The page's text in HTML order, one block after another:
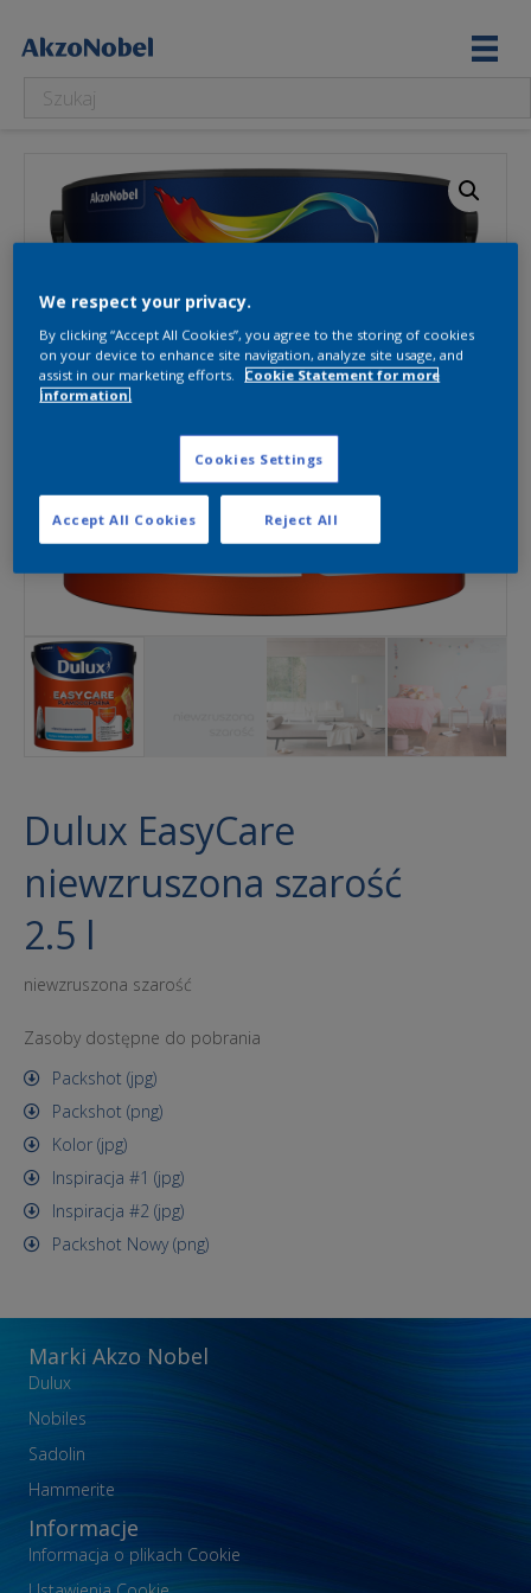
Dulux EasyCare
niewzruszona szarość
2.5 l
niewzruszona szarość
Zasoby dostępne do pobrania
Packshot (jpg)
Packshot (png)
Kolor (jpg)
Inspiracja #1 (jpg)
Inspiracja #2 (jpg)
Packshot Nowy (png)
Marki Akzo Nobel
Dulux
Nobiles
Sadolin
Hammerite
Informacje
Informacja o plikach Cookie
We respect your privacy.
By clicking “Accept All Cookies”, you agree to the storing of cookies
on your device to enhance site navigation, analyze site usage, and
assist in our marketing efforts.
Cookie Statement for more
information.
Cookies Settings
Reject All
Accept All Cookies